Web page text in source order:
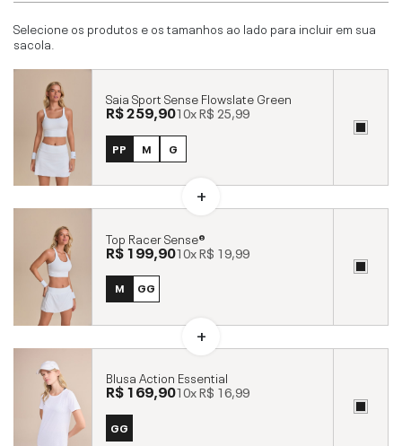
Selecione os produtos e os tamanhos ao lado para incluir em sua
sacola.
Saia Sport Sense Flowslate Green
R$ 259,9010xR$ 25,99
PP M G
Top Racer Sense®
R$ 199,9010xR$ 19,99
M GG
Blusa Action Essential
R$ 169,9010xR$ 16,99
GG